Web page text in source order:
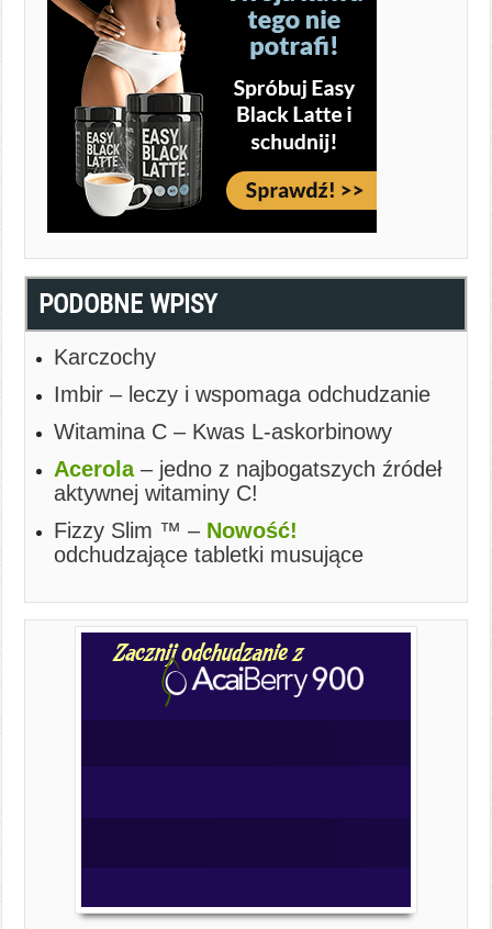
PODOBNE WPISY
Karczochy
Imbir – leczy i wspomaga odchudzanie
Witamina C – Kwas L-askorbinowy
Acerola– jedno z najbogatszych źródeł
aktywnej witaminy C!
Fizzy Slim ™ – Nowość!
odchudzające tabletki musujące